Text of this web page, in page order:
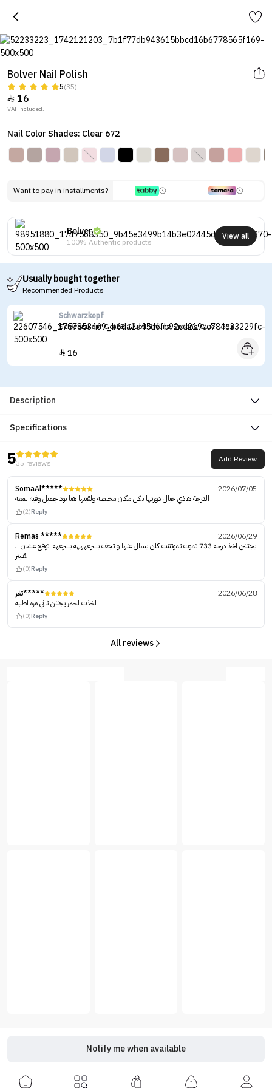
Bolver Nail Polish
5(35)
 16
VAT included.
Nail Color Shades: Clear 672
Want to pay in installments?
Bolver
100% Authentic products
View all
Usually bought together
Recommended Products
Schwarzkopf
Schwarzkopf Got2B Glued Styling Spiking Glue - 35g
 16
Description
Specifications
535 reviews Add Review
SomaAl*****
2026/07/05
الدرجة هاذي خيال دورتها بكل مكان مخلصه ولقيتها هنا نود جميل وفيه لمعه
(2)Reply
Remas *****
2026/06/29
يجنننن اخذ درجه 733 تموت تموتتتت كلن يسال عنها و تجف بسرعهههه بسرعهه اتوقع عشان ال
قليتر
(0)Reply
تغر*****
2026/06/28
اخذت احمر يجننن ثاني مره اطلبه
(0)Reply
All reviews
Notify me when available